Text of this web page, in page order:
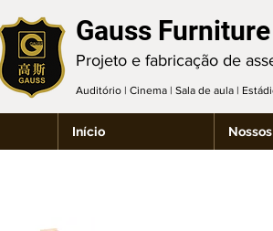
Gauss Furniture
Projeto e fabricação de
Auditório | Cinema | Sala de aula |
Início